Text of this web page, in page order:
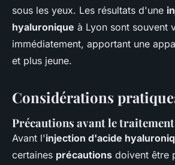
sous les yeux. Les résultats d'une
hyaluronique à Lyon sont souvent
immédiatement, apportant une
et plus jeune.
Considérations
Précautions avant le traitement
Avant l'injection d'acide
certaines précautions doivent être